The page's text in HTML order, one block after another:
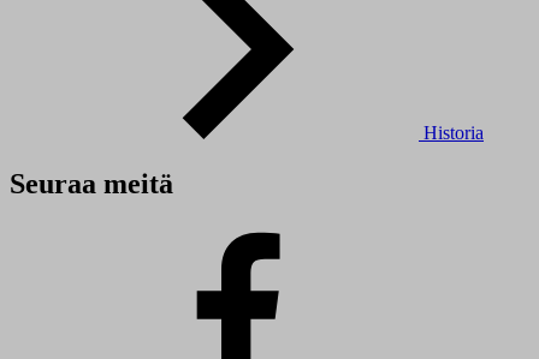
Historia
Seuraa meitä